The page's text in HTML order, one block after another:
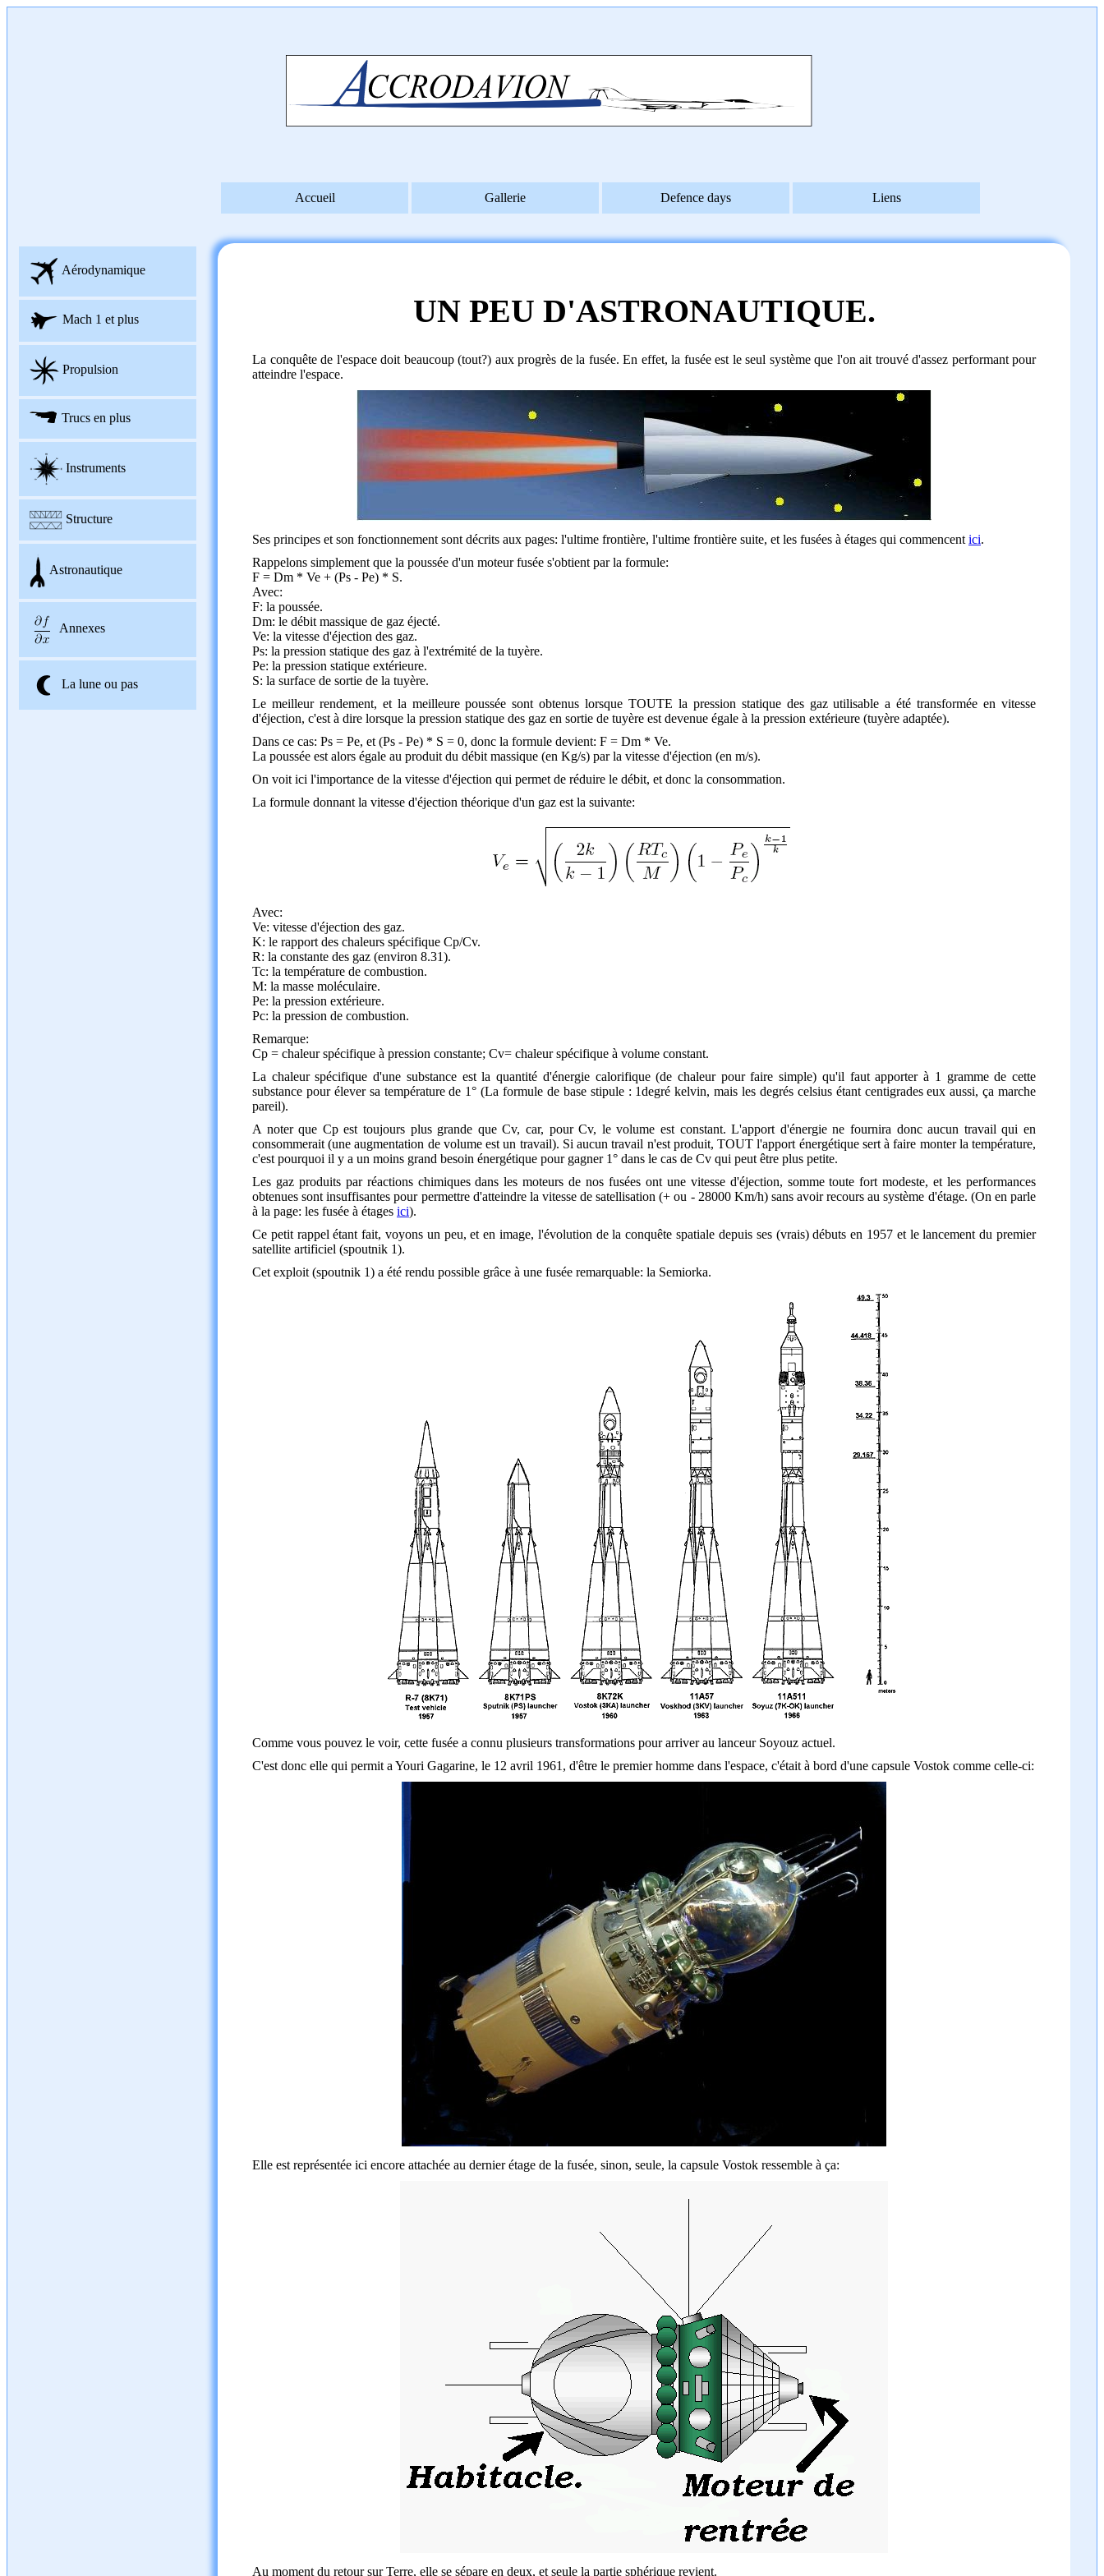
Accueil Gallerie Defence days Liens
Aérodynamique
Mach 1 et plus
Propulsion
Trucs en plus
Instruments
Structure
Astronautique
Annexes
La lune ou pas
UN PEU D'ASTRONAUTIQUE.
La conquête de l'espace doit beaucoup (tout?) aux progrès de la fusée. En effet, la fusée est le seul système que l'on ait trouvé d'assez performant pour
atteindre l'espace.
Ses principes et son fonctionnement sont décrits aux pages: l'ultime frontière, l'ultime frontière suite, et les fusées à étages qui commencent ici.
Rappelons simplement que la poussée d'un moteur fusée s'obtient par la formule:
F = Dm * Ve + (Ps - Pe) * S.
Avec:
F: la poussée.
Dm: le débit massique de gaz éjecté.
Ve: la vitesse d'éjection des gaz.
Ps: la pression statique des gaz à l'extrémité de la tuyère.
Pe: la pression statique extérieure.
S: la surface de sortie de la tuyère.
Le meilleur rendement, et la meilleure poussée sont obtenus lorsque TOUTE la pression statique des gaz utilisable a été transformée en vitesse
d'éjection, c'est à dire lorsque la pression statique des gaz en sortie de tuyère est devenue égale à la pression extérieure (tuyère adaptée).
Dans ce cas: Ps = Pe, et (Ps - Pe) * S = 0, donc la formule devient: F = Dm * Ve.
La poussée est alors égale au produit du débit massique (en Kg/s) par la vitesse d'éjection (en m/s).
On voit ici l'importance de la vitesse d'éjection qui permet de réduire le débit, et donc la consommation.
La formule donnant la vitesse d'éjection théorique d'un gaz est la suivante:
Avec:
Ve: vitesse d'éjection des gaz.
K: le rapport des chaleurs spécifique Cp/Cv.
R: la constante des gaz (environ 8.31).
Tc: la température de combustion.
M: la masse moléculaire.
Pe: la pression extérieure.
Pc: la pression de combustion.
Remarque:
Cp = chaleur spécifique à pression constante; Cv= chaleur spécifique à volume constant.
La chaleur spécifique d'une substance est la quantité d'énergie calorifique (de chaleur pour faire simple) qu'il faut apporter à 1 gramme de cette
substance pour élever sa température de 1° (La formule de base stipule : 1degré kelvin, mais les degrés celsius étant centigrades eux aussi, ça marche
pareil).
A noter que Cp est toujours plus grande que Cv, car, pour Cv, le volume est constant. L'apport d'énergie ne fournira donc aucun travail qui en
consommerait (une augmentation de volume est un travail). Si aucun travail n'est produit, TOUT l'apport énergétique sert à faire monter la température,
c'est pourquoi il y a un moins grand besoin énergétique pour gagner 1° dans le cas de Cv qui peut être plus petite.
Les gaz produits par réactions chimiques dans les moteurs de nos fusées ont une vitesse d'éjection, somme toute fort modeste, et les performances
obtenues sont insuffisantes pour permettre d'atteindre la vitesse de satellisation (+ ou - 28000 Km/h) sans avoir recours au système d'étage. (On en parle
à la page: les fusée à étages ici).
Ce petit rappel étant fait, voyons un peu, et en image, l'évolution de la conquête spatiale depuis ses (vrais) débuts en 1957 et le lancement du premier
satellite artificiel (spoutnik 1).
Cet exploit (spoutnik 1) a été rendu possible grâce à une fusée remarquable: la Semiorka.
Comme vous pouvez le voir, cette fusée a connu plusieurs transformations pour arriver au lanceur Soyouz actuel.
C'est donc elle qui permit a Youri Gagarine, le 12 avril 1961, d'être le premier homme dans l'espace, c'était à bord d'une capsule Vostok comme celle-ci:
Elle est représentée ici encore attachée au dernier étage de la fusée, sinon, seule, la capsule Vostok ressemble à ça:
Au moment du retour sur Terre, elle se sépare en deux, et seule la partie sphérique revient.